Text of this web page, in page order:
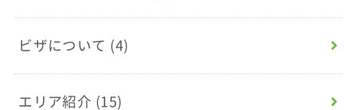
ビザについて (4)
エリア紹介 (15)